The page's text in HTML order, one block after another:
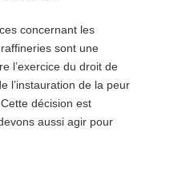
concernant les
sont une
l’exercice du droit de
l’instauration de la peur
décision est
aussi agir pour